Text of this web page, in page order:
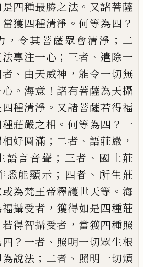
四種最勝之法 。 又諸菩薩
當獲四種清淨 。何等為四 ？
，令其菩薩眾會清淨 ； 二
專注一心 ； 三者 、 遣除一
、 由天威神 ， 能令一切無
。 海意 ！諸有菩薩為天攝
種清淨 。 又諸菩薩若得福
莊嚴之相 。 何等為四 ？ 一
好圓滿 ； 二者 、 語莊嚴 ，
語言音聲 ； 三者 、 國土莊
悉能顯示 ； 四者 、 所生莊
為梵王帝釋護世天等 。 海
攝受者 ， 獲得如是四種莊
若得智攝受者 ， 當獲四種照
？ 一者 、 照明一切眾生根
說法 ； 二者 、 照明一切煩